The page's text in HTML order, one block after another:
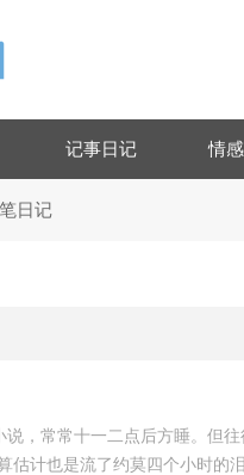
记事日记 情
日记
常十一二点后方睡。但往
估计也是流了约莫四个小时的